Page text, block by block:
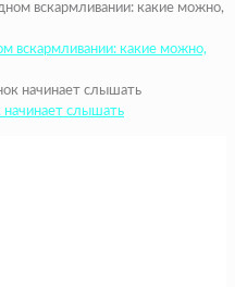
вскармливании: какие можно,
начинает слышать